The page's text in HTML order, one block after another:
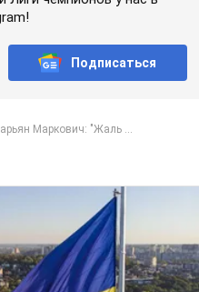
версия гимна
Российская
в школе
только первый куплет